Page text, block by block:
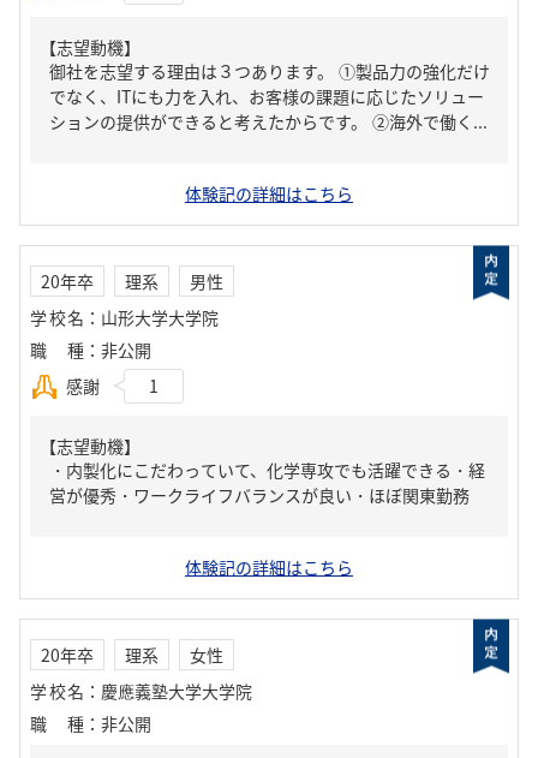
【志望動機】
御社を志望する理由は３つあります。 ①製品力の強化だけ
でなく、ITにも力を入れ、お客様の課題に応じたソリュー
ションの提供ができると考えたからです。 ②海外で働く...
体験記の詳細はこちら
20年卒 理系
男性
学校名 ： 山形大学大学院
職種 ： 非公開
感謝
1
【志望動機】
・内製化にこだわっていて、化学専攻でも活躍できる・経
営が優秀・ワークライフバランスが良い・ほぼ関東勤務
体験記の詳細はこちら
20年卒 理系
女性
学校名 ： 慶應義塾大学大学院
職種 ： 非公開